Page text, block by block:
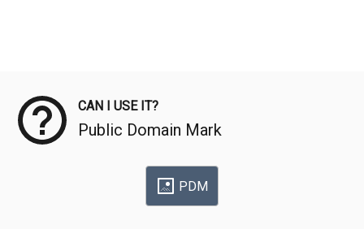
CAN I USE IT?
Public Domain Mark
PDM